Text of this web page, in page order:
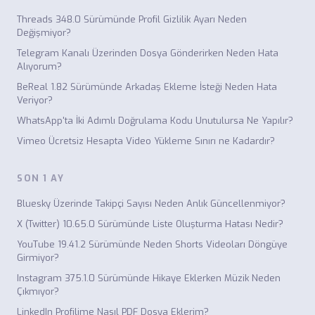
Threads 348.0 Sürümünde Profil Gizlilik Ayarı Neden
Değişmiyor?
Telegram Kanalı Üzerinden Dosya Gönderirken Neden Hata
Alıyorum?
BeReal 1.82 Sürümünde Arkadaş Ekleme İsteği Neden Hata
Veriyor?
WhatsApp'ta İki Adımlı Doğrulama Kodu Unutulursa Ne Yapılır?
Vimeo Ücretsiz Hesapta Video Yükleme Sınırı ne Kadardır?
SON 1 AY
Bluesky Üzerinde Takipçi Sayısı Neden Anlık Güncellenmiyor?
X (Twitter) 10.65.0 Sürümünde Liste Oluşturma Hatası Nedir?
YouTube 19.41.2 Sürümünde Neden Shorts Videoları Döngüye
Girmiyor?
Instagram 375.1.0 Sürümünde Hikaye Eklerken Müzik Neden
Çıkmıyor?
LinkedIn Profilime Nasıl PDF Dosya Eklerim?